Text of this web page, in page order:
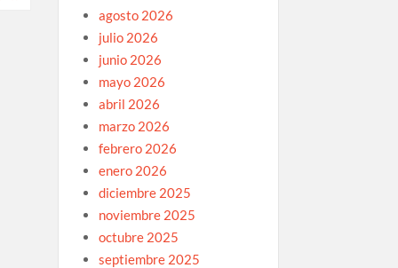
agosto 2026
julio 2026
junio 2026
mayo 2026
abril 2026
marzo 2026
febrero 2026
enero 2026
diciembre 2025
noviembre 2025
octubre 2025
septiembre 2025